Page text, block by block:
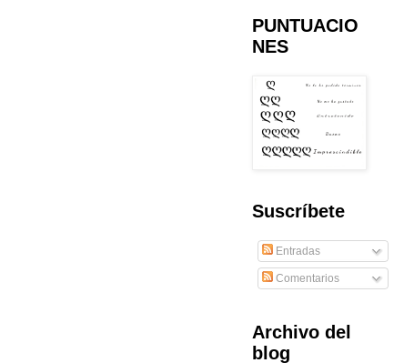
PUNTUACIO
NES
Suscríbete
Entradas
Comentarios
Archivo del
blog